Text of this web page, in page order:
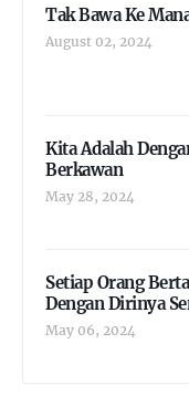
Tak Bawa Ke
August 02, 2024
Kita Adalah
Berkawan
May 28, 2024
Setiap Orang
Dengan Dirinya
May 06, 2024